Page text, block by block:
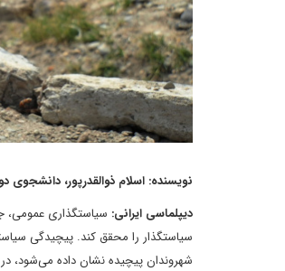
نویسنده: اسلام ذوالقدرپور،
دیپلماسی ایرانی: سیاستگذاری عمومی،
سیاستگذار را محقق کند. پیچیدگی
شهروندان پیچیده نشان داده می‌شود،